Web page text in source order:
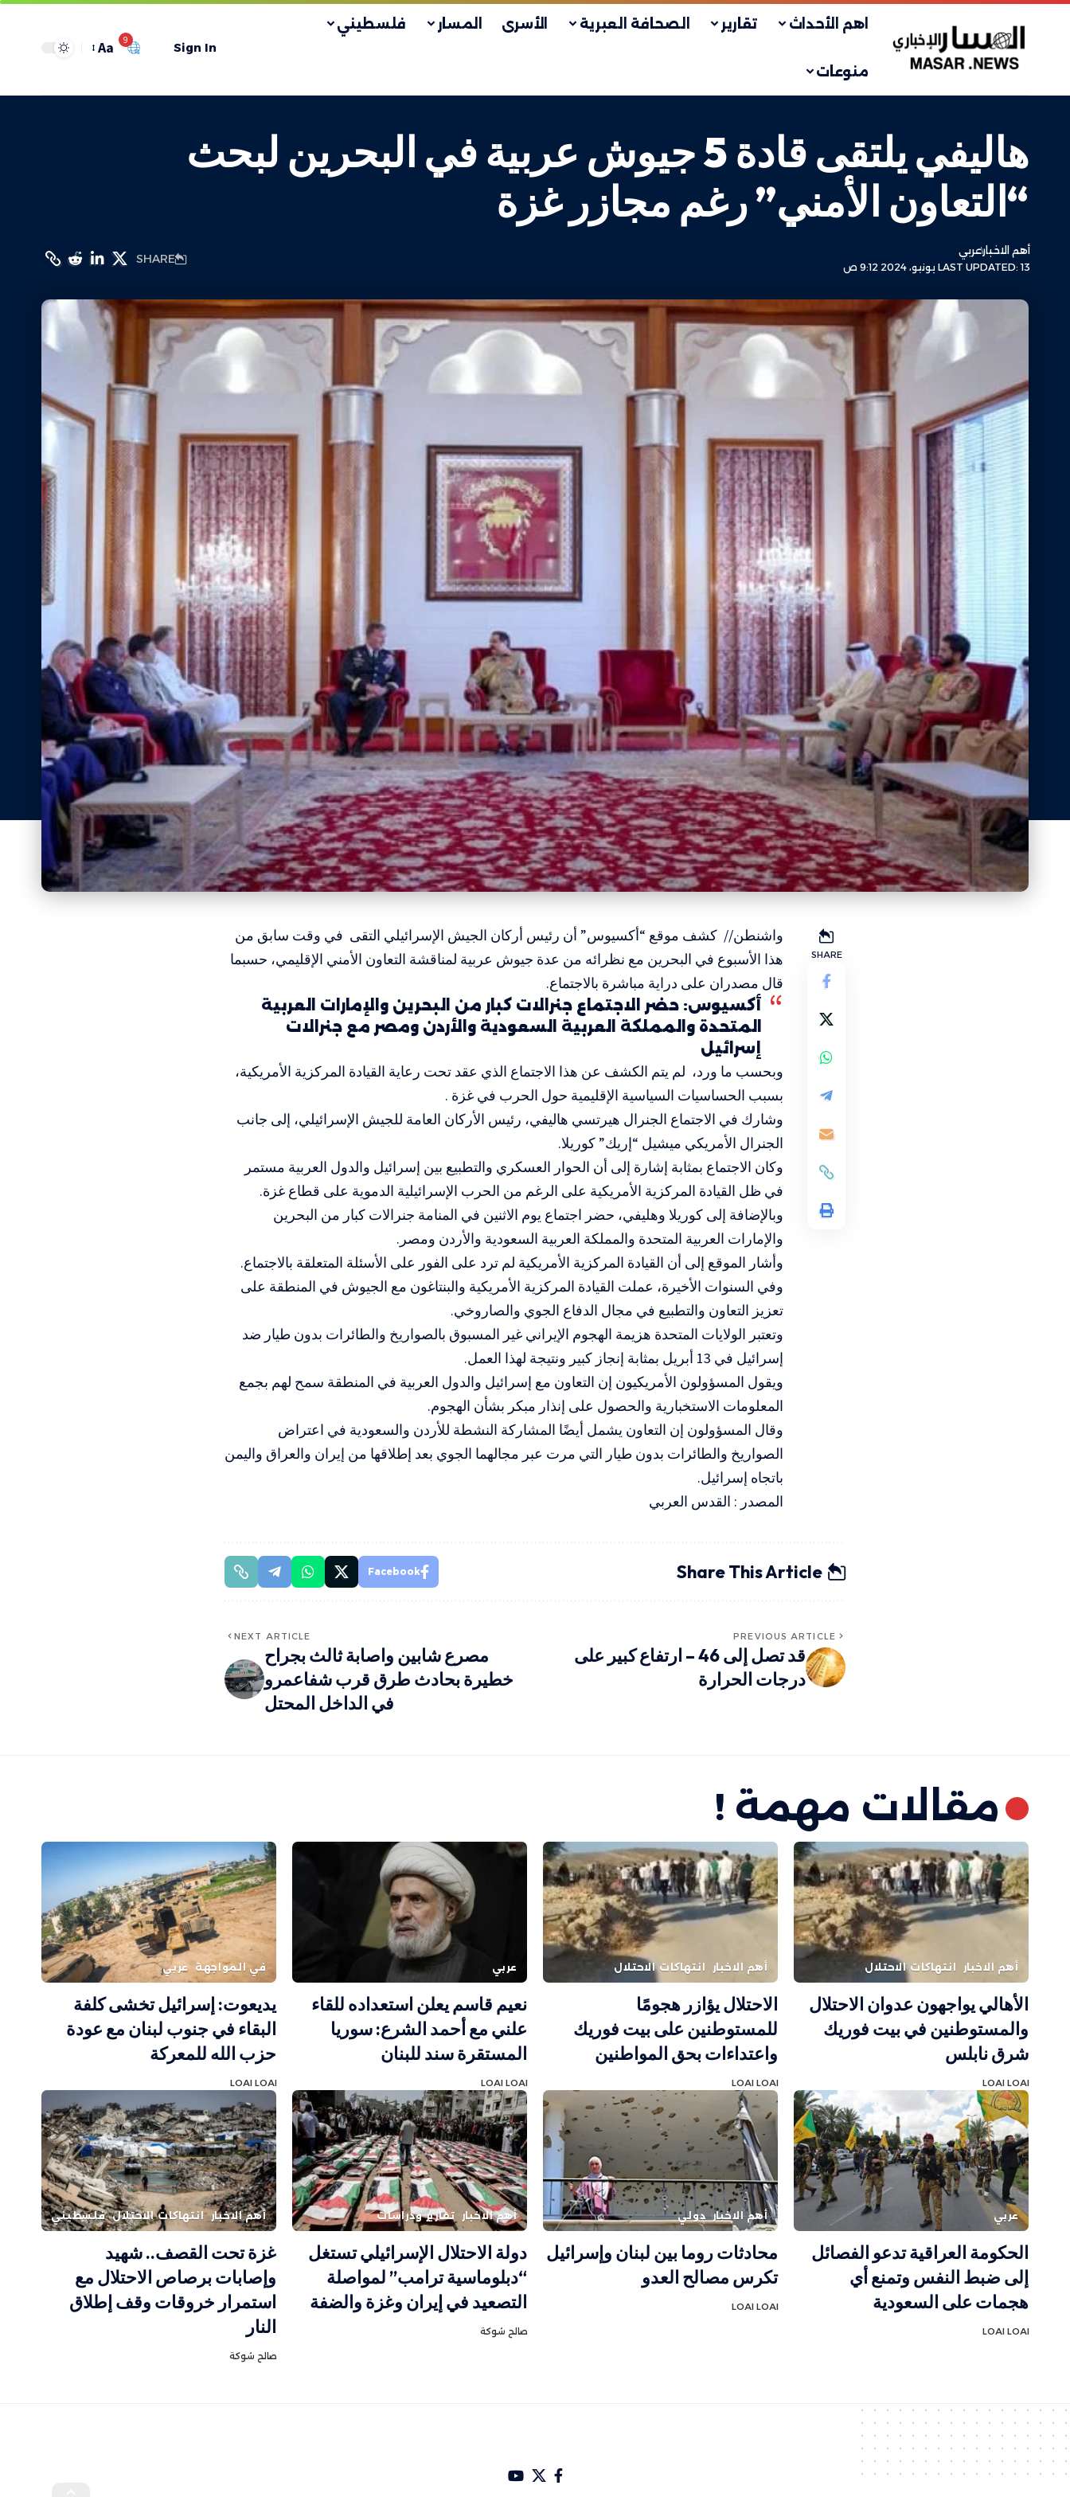
اهم الأحداث تقارير الصحافة العبرية الأسرى المسار فلسطيني
منوعات
Sign In
9
Aa
هاليفي يلتقى قادة 5 جيوش عربية في البحرين لبحث
“التعاون الأمني” رغم مجازر غزة
LAST UPDATED: 13 يونيو، 2024 9:12 ص
أهم الاخبارعربي
SHARE
SHARE
واشنطن// كشف موقع “أكسيوس” أن رئيس أركان الجيش الإسرائيلي التقى في وقت سابق من
هذا الأسبوع في البحرين مع نظرائه من عدة جيوش عربية لمناقشة التعاون الأمني ​​الإقليمي، حسبما
قال مصدران على دراية مباشرة بالاجتماع.
أكسيوس: حضر الاجتماع جنرالات كبار من البحرين والإمارات العربية
المتحدة والمملكة العربية السعودية والأردن ومصر مع جنرالات
إسرائيل
وبحسب ما ورد، لم يتم الكشف عن هذا الاجتماع الذي عقد تحت رعاية القيادة المركزية الأمريكية،
بسبب الحساسيات السياسية الإقليمية حول الحرب في غزة .
وشارك في الاجتماع الجنرال هيرتسي هاليفي، رئيس الأركان العامة للجيش الإسرائيلي، إلى جانب
الجنرال الأمريكي ميشيل “إريك” كوريلا.
وكان الاجتماع بمثابة إشارة إلى أن الحوار العسكري والتطبيع بين إسرائيل والدول العربية مستمر
في ظل القيادة المركزية الأمريكية على الرغم من الحرب الإسرائيلية الدموية على قطاع غزة.
وبالإضافة إلى كوريلا وهليفي، حضر اجتماع يوم الاثنين في المنامة جنرالات كبار من البحرين
والإمارات العربية المتحدة والمملكة العربية السعودية والأردن ومصر.
وأشار الموقع إلى أن القيادة المركزية الأمريكية لم ترد على الفور على الأسئلة المتعلقة بالاجتماع.
وفي السنوات الأخيرة، عملت القيادة المركزية الأمريكية والبنتاغون مع الجيوش في المنطقة على
تعزيز التعاون والتطبيع في مجال الدفاع الجوي والصاروخي.
وتعتبر الولايات المتحدة هزيمة الهجوم الإيراني غير المسبوق بالصواريخ والطائرات بدون طيار ضد
إسرائيل في 13 أبريل بمثابة إنجاز كبير ونتيجة لهذا العمل.
ويقول المسؤولون الأمريكيون إن التعاون مع إسرائيل والدول العربية في المنطقة سمح لهم بجمع
المعلومات الاستخبارية والحصول على إنذار مبكر بشأن الهجوم.
وقال المسؤولون إن التعاون يشمل أيضًا المشاركة النشطة للأردن والسعودية في اعتراض
الصواريخ والطائرات بدون طيار التي مرت عبر مجالهما الجوي بعد إطلاقها من إيران والعراق واليمن
باتجاه إسرائيل.
المصدر : القدس العربي
Share This Article
Facebook
PREVIOUS ARTICLE
قد تصل إلى 46 – ارتفاع كبير على
درجات الحرارة
NEXT ARTICLE
مصرع شابين واصابة ثالث بجراح
خطيرة بحادث طرق قرب شفاعمرو
في الداخل المحتل
مقالات مهمة !
أهم الاخبار انتهاكات الاحتلال
الأهالي يواجهون عدوان الاحتلال
والمستوطنين في بيت فوريك
شرق نابلس
LOAI LOAI
أهم الاخبار انتهاكات الاحتلال
الاحتلال يؤازر هجومًا
للمستوطنين على بيت فوريك
واعتداءات بحق المواطنين
LOAI LOAI
عربي
نعيم قاسم يعلن استعداده للقاء
علني مع أحمد الشرع: سوريا
المستقرة سند للبنان
LOAI LOAI
في المواجهة عربي
يديعوت: إسرائيل تخشى كلفة
البقاء في جنوب لبنان مع عودة
حزب الله للمعركة
LOAI LOAI
عربي
الحكومة العراقية تدعو الفصائل
إلى ضبط النفس وتمنع أي
هجمات على السعودية
LOAI LOAI
أهم الاخبار دولي
محادثات روما بين لبنان وإسرائيل
تكرس مصالح العدو
LOAI LOAI
أهم الاخبار تقارير ودراسات
دولة الاحتلال الإسرائيلي تستغل
“دبلوماسية ترامب” لمواصلة
التصعيد في إيران وغزة والضفة
صالح شوكة
أهم الاخبار انتهاكات الاحتلال فلسطيني
غزة تحت القصف.. شهيد
وإصابات برصاص الاحتلال مع
استمرار خروقات وقف إطلاق
النار
صالح شوكة